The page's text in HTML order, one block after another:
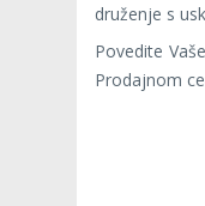
druženje s
Povedite
Prodajnom